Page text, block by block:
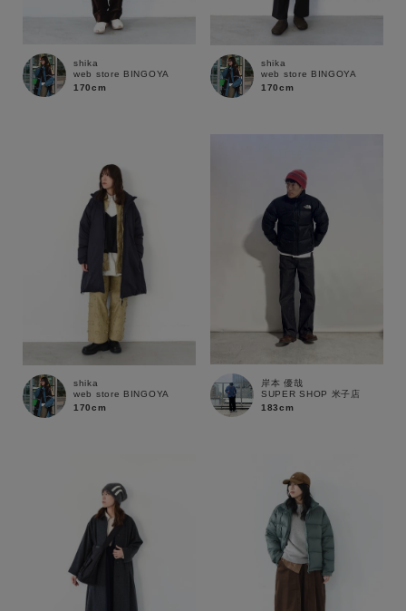
shika
web store BINGOYA
170cm
shika
web store BINGOYA
170cm
shika
web store BINGOYA
170cm
岸本 優哉
SUPER SHOP 米子店
183cm